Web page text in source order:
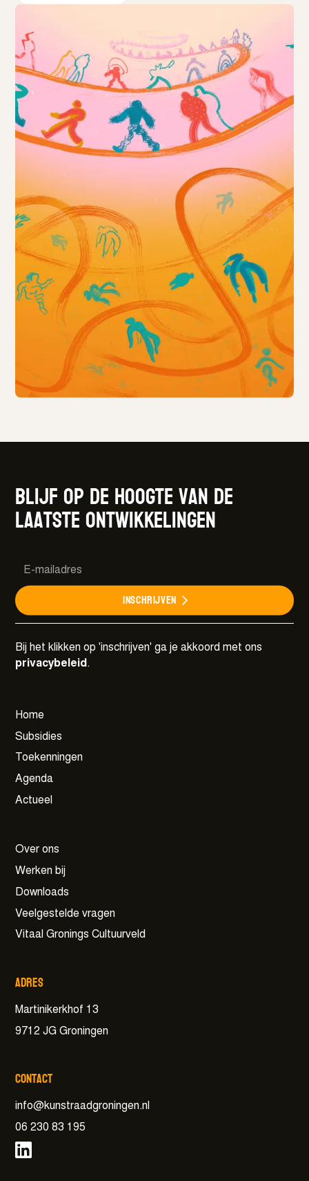
Samen voor een weerbare en wendbare
Meer details
Blijf op de hoogte van de
laatste ontwikkelingen
Inschrijven
Bij het klikken op 'inschrijven' ga je akkoord met ons
privacybeleid .
Home
Subsidies
Toekenningen
Agenda
Actueel
Over ons
Werken bij
Downloads
Veelgestelde vragen
Vitaal Gronings Cultuurveld
Adres
Martinikerkhof 13
9712 JG Groningen
Contact
info@kunstraadgroningen.nl
06 230 83 195